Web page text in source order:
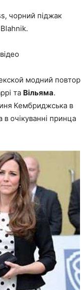
чорний піджак
модний повтор
та Вільяма.
Кембриджська в
очікуванні принца